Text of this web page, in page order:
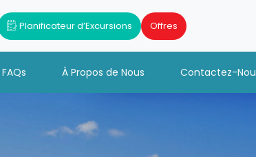
Planificateur d’Excursions Offres
FAQs À Propos de Nous Contactez-